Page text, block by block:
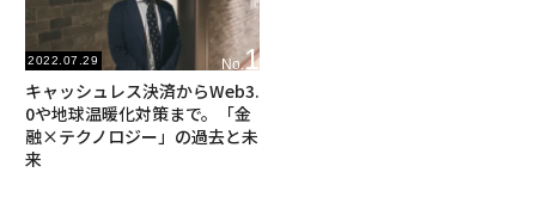
2022.07.29 No.1
キャッシュレス決済からWeb3.
0や地球温暖化対策まで。「金
融×テクノロジー」の過去と未
来